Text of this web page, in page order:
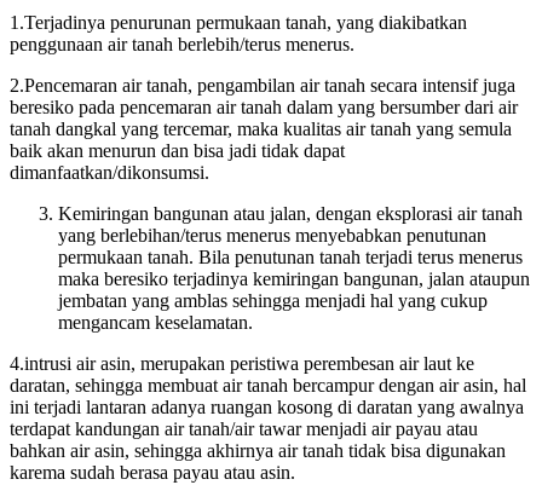
1.Terjadinya penurunan permukaan tanah, yang diakibatkan
penggunaan air tanah berlebih/terus menerus.
2.Pencemaran air tanah, pengambilan air tanah secara intensif juga
beresiko pada pencemaran air tanah dalam yang bersumber dari air
tanah dangkal yang tercemar, maka kualitas air tanah yang semula
baik akan menurun dan bisa jadi tidak dapat
dimanfaatkan/dikonsumsi.
Kemiringan bangunan atau jalan, dengan eksplorasi air tanah
yang berlebihan/terus menerus menyebabkan penutunan
permukaan tanah. Bila penutunan tanah terjadi terus menerus
maka beresiko terjadinya kemiringan bangunan, jalan ataupun
jembatan yang amblas sehingga menjadi hal yang cukup
mengancam keselamatan.
4.intrusi air asin, merupakan peristiwa perembesan air laut ke
daratan, sehingga membuat air tanah bercampur dengan air asin, hal
ini terjadi lantaran adanya ruangan kosong di daratan yang awalnya
terdapat kandungan air tanah/air tawar menjadi air payau atau
bahkan air asin, sehingga akhirnya air tanah tidak bisa digunakan
karema sudah berasa payau atau asin.